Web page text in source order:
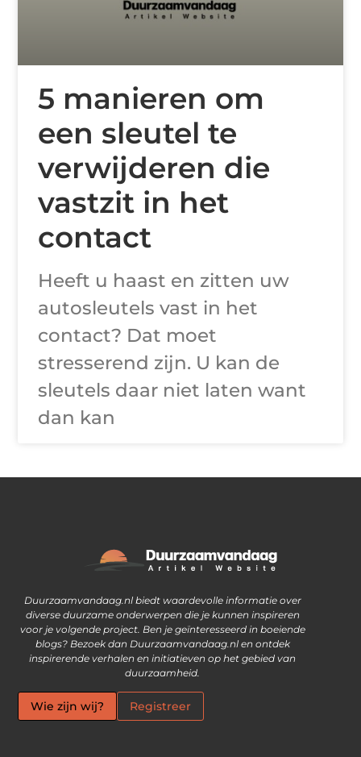
5 manieren om
een sleutel te
verwijderen die
vastzit in het
contact
Heeft u haast en zitten uw
autosleutels vast in het
contact? Dat moet
stresserend zijn. U kan de
sleutels daar niet laten want
dan kan
Duurzaamvandaag.nl biedt waardevolle informatie over
diverse duurzame onderwerpen die je kunnen inspireren
voor je volgende project. Ben je geïnteresseerd in boeiende
blogs? Bezoek dan Duurzaamvandaag.nl en ontdek
inspirerende verhalen en initiatieven op het gebied van
duurzaamheid.
Wie zijn wij? Registreer